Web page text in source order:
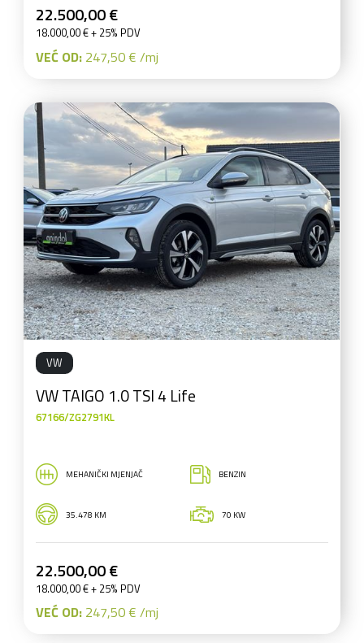
22.500,00 €
18.000,00 € + 25% PDV
VEĆ OD: 247,50 € /mj
VW
VW TAIGO 1.0 TSI 4 Life
67166/ZG2791KL
MEHANIČKI MJENJAČ BENZIN
35.478 KM 70 KW
22.500,00 €
18.000,00 € + 25% PDV
VEĆ OD: 247,50 € /mj